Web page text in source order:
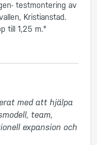
testmontering av
Kristianstad.
till 1,25 m."
med att hjälpa
team,
expansion och